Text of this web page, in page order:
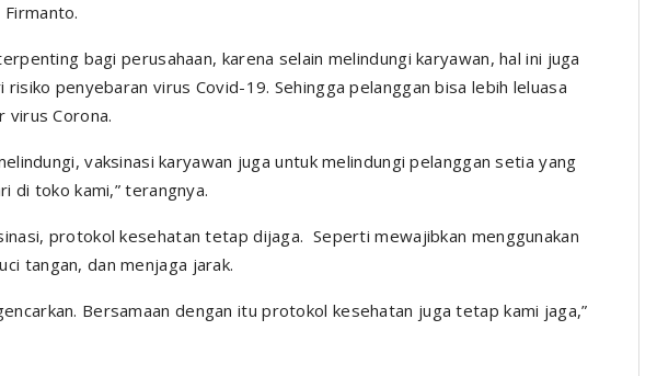
bagi perusahaan, karena selain melindungi karyawan, hal ini juga
penyebaran virus Covid-19. Sehingga pelanggan bisa lebih leluasa
Corona.
vaksinasi karyawan juga untuk melindungi pelanggan setia yang
di toko kami,” terangnya.
protokol kesehatan tetap dijaga. Seperti mewajibkan menggunakan
tangan, dan menjaga jarak.
Bersamaan dengan itu protokol kesehatan juga tetap kami jaga,”